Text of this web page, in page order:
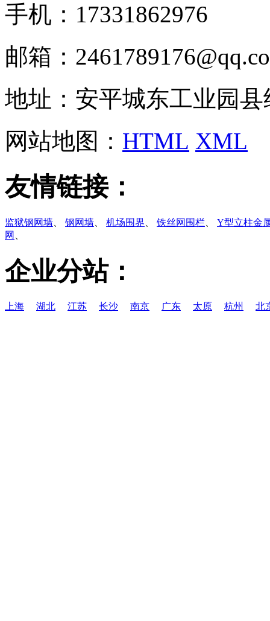
手机：17331862976
邮箱：
地址：安平城东工业园县
网站地图： HTML XML
友情链接：
监狱钢网墙 钢网墙 机场围界 铁丝网围栏
Y型立柱金
网
企业分站：
上海 湖北 江苏 长沙 南京 广东 太原 杭州 北